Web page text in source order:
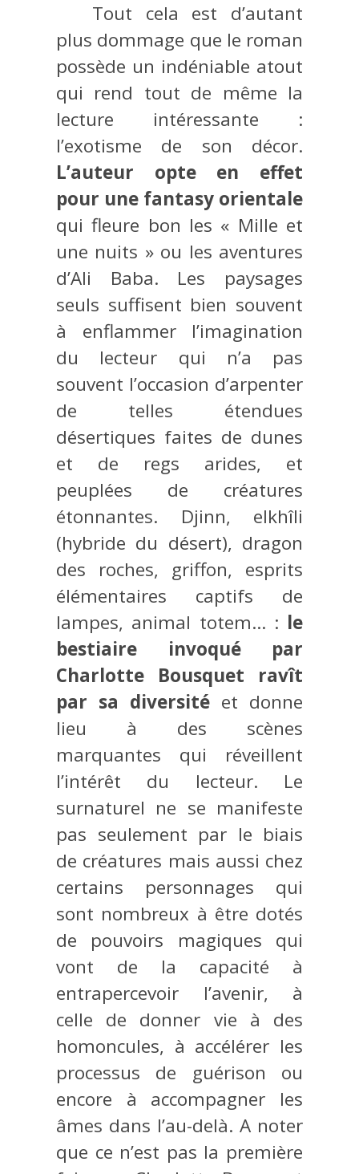
Tout cela est d’autant
plus dommage que le roman
possède un indéniable atout
qui rend tout de même la
lecture intéressante :
l’exotisme de son décor.
L’auteur opte en effet
pour une fantasy orientale
qui fleure bon les « Mille et
une nuits » ou les aventures
d’Ali Baba. Les paysages
seuls suffisent bien souvent
à enflammer l’imagination
du lecteur qui n’a pas
souvent l’occasion d’arpenter
de telles étendues
désertiques faites de dunes
et de regs arides, et
peuplées de créatures
étonnantes. Djinn, elkhîli
(hybride du désert), dragon
des roches, griffon, esprits
élémentaires captifs de
lampes, animal totem… : le
bestiaire invoqué par
Charlotte Bousquet ravît
par sa diversité et donne
lieu à des scènes
marquantes qui réveillent
l’intérêt du lecteur. Le
surnaturel ne se manifeste
pas seulement par le biais
de créatures mais aussi chez
certains personnages qui
sont nombreux à être dotés
de pouvoirs magiques qui
vont de la capacité à
entrapercevoir l’avenir, à
celle de donner vie à des
homoncules, à accélérer les
processus de guérison ou
encore à accompagner les
âmes dans l’au-delà. A noter
que ce n’est pas la première